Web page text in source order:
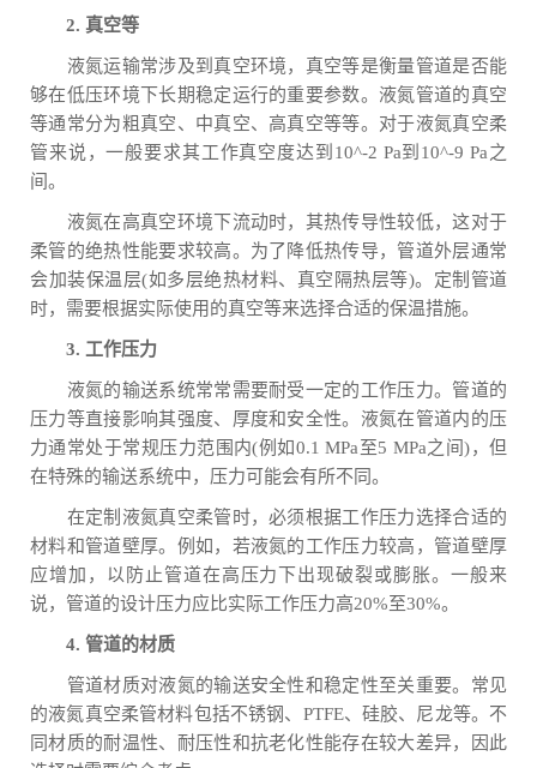
2. 真空等
液氮运输常涉及到真空环境，真空等是衡量管道是否能
够在低压环境下长期稳定运行的重要参数。液氮管道的真空
等通常分为粗真空、中真空、高真空等等。对于液氮真空柔
管来说，一般要求其工作真空度达到10^-2 Pa到10^-9 Pa之
间。
液氮在高真空环境下流动时，其热传导性较低，这对于
柔管的绝热性能要求较高。为了降低热传导，管道外层通常
会加装保温层(如多层绝热材料、真空隔热层等)。定制管道
时，需要根据实际使用的真空等来选择合适的保温措施。
3. 工作压力
液氮的输送系统常常需要耐受一定的工作压力。管道的
压力等直接影响其强度、厚度和安全性。液氮在管道内的压
力通常处于常规压力范围内(例如0.1 MPa至5 MPa之间)，但
在特殊的输送系统中，压力可能会有所不同。
在定制液氮真空柔管时，必须根据工作压力选择合适的
材料和管道壁厚。例如，若液氮的工作压力较高，管道壁厚
应增加，以防止管道在高压力下出现破裂或膨胀。一般来
说，管道的设计压力应比实际工作压力高20%至30%。
4. 管道的材质
管道材质对液氮的输送安全性和稳定性至关重要。常见
的液氮真空柔管材料包括不锈钢、PTFE、硅胶、尼龙等。不
同材质的耐温性、耐压性和抗老化性能存在较大差异，因此